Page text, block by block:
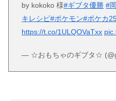
by kokoko 様#ギブタ優勝 #
キレシピ#ポケモン#ポケカ
https://t.co/1ULQOVaTxx
— ☆おもちゃのギブタ☆